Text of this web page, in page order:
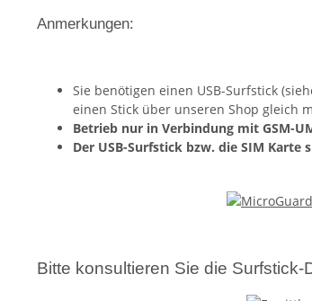
Anmerkungen:
Sie benötigen einen USB-Surfstick
einen Stick über unseren Shop gleich
Betrieb nur in Verbindung mit GSM-
Der USB-Surfstick bzw. die SIM
Bitte konsultieren Sie die Surfstick-